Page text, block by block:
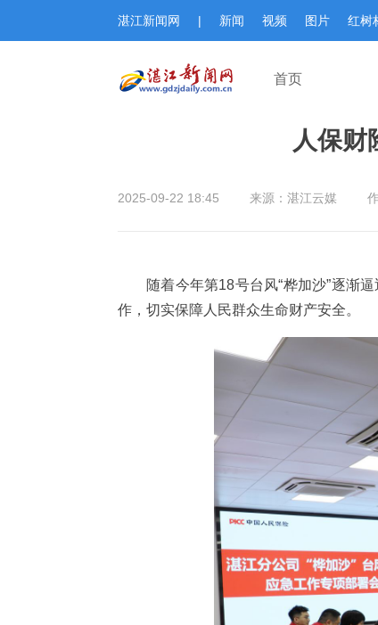
湛江新闻网 | 新闻 视频 图片 红树
首页
人保财
2025-09-22 18:45 来源：湛江云媒
随着今年第18号台风“桦加沙”逐渐
作，切实保障人民群众生命财产安全。